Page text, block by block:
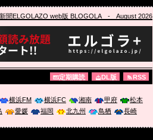
聞ELGOLAZO web版 BLOGOLA- August 2026
定期購読 DL版 RSS
横浜FM 横浜FC 湘南 甲府
松本
愛媛 福岡 北九州 鳥栖 長崎